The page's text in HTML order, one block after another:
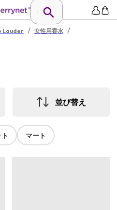
Lauder / 女性用香水 /
並び替え
マート